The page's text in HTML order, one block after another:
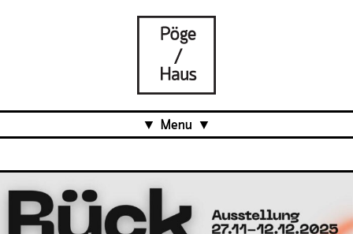
Menu
Projects
Über uns